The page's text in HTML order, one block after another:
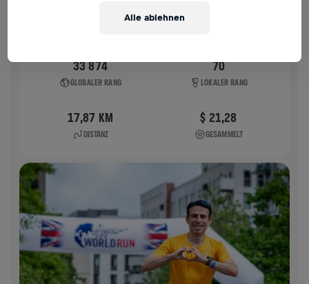
33 874
GLOBALER RANG
70
LOKALER RANG
17,87 KM
DISTANZ
$ 21,28
GESAMMELT
Alle ablehnen